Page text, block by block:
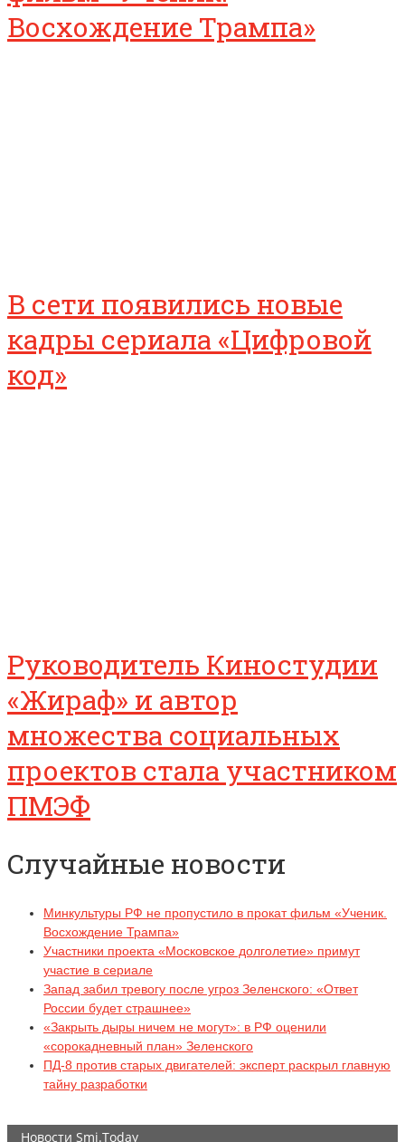
Восхождение Трампа»
В сети появились новые
кадры сериала «Цифровой
код»
Руководитель Киностудии
«Жираф» и автор
множества социальных
проектов стала участником
ПМЭФ
Случайные новости
Минкультуры РФ не пропустило в прокат фильм «Ученик.
Восхождение Трампа»
Участники проекта «Московское долголетие» примут
участие в сериале
Запад забил тревогу после угроз Зеленского: «Ответ
России будет страшнее»
«Закрыть дыры ничем не могут»: в РФ оценили
«сорокадневный план» Зеленского
ПД-8 против старых двигателей: эксперт раскрыл главную
тайну разработки